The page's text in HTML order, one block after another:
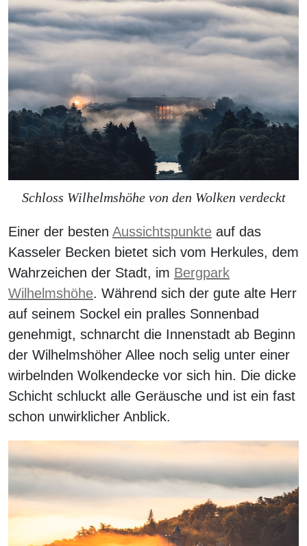
Schloss Wilhelmshöhe von den Wolken verdeckt
Einer der besten Aussichtspunkte auf das
Kasseler Becken bietet sich vom Herkules, dem
Wahrzeichen der Stadt, im Bergpark
Wilhelmshöhe. Während sich der gute alte Herr
auf seinem Sockel ein pralles Sonnenbad
genehmigt, schnarcht die Innenstadt ab Beginn
der Wilhelmshöher Allee noch selig unter einer
wirbelnden Wolkendecke vor sich hin. Die dicke
Schicht schluckt alle Geräusche und ist ein fast
schon unwirklicher Anblick.